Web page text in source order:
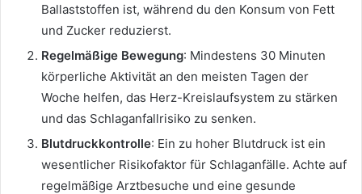
Ballaststoffen ist, während du den Konsum von Fett
und Zucker reduzierst.
Regelmäßige Bewegung: Mindestens 30 Minuten
körperliche Aktivität an den meisten Tagen der
Woche helfen, das Herz-Kreislaufsystem zu stärken
und das Schlaganfallrisiko zu senken.
Blutdruckkontrolle: Ein zu hoher Blutdruck ist ein
wesentlicher Risikofaktor für Schlaganfälle. Achte auf
regelmäßige Arztbesuche und eine gesunde